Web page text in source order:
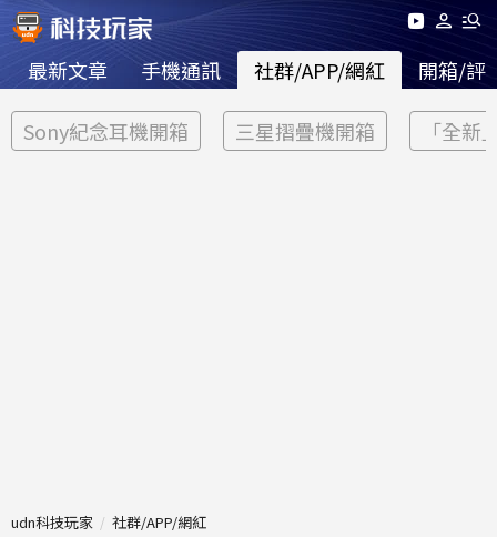
最新文章 手機通訊 社群/APP/網紅 開箱/評
Sony紀念耳機開箱 三星摺疊機開箱 「全新
udn科技玩家 社群/APP/網紅